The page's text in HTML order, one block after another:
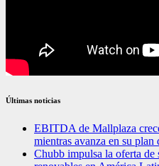
Últimas noticias
EBITDA de Mallplaza
mientras avanza en su
Chubb impulsa la oferta de